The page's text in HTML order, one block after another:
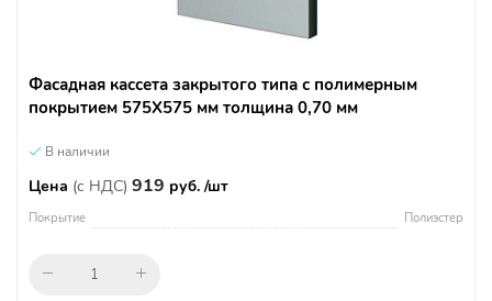
Фасадная кассета закрытого типа с полимерным
покрытием 575Х575 мм толщина 0,70 мм
В наличии
Цена (с НДС) 919 руб. /шт
Покрытие Полиэстер